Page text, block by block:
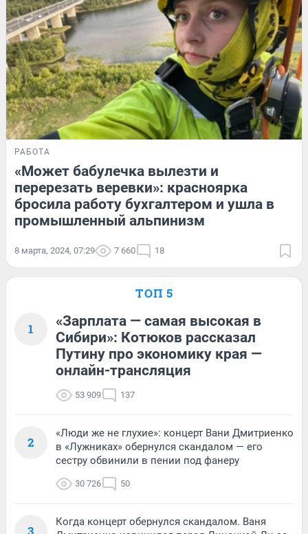
РАБОТА
«Может бабулечка вылезти и
перерезать веревки»: красноярка
бросила работу бухгалтером и ушла в
промышленный альпинизм
8 марта, 2024, 07:29 7 660 18
ТОП 5
1
«Зарплата — самая высокая в
Сибири»: Котюков рассказал
Путину про экономику края —
онлайн-трансляция
53 909 137
2
«Люди же не глухие»: концерт Вани Дмитриенко
в «Лужниках» обернулся скандалом — его
сестру обвинили в пении под фанеру
30 726 50
Когда концерт обернулся скандалом. Ваня